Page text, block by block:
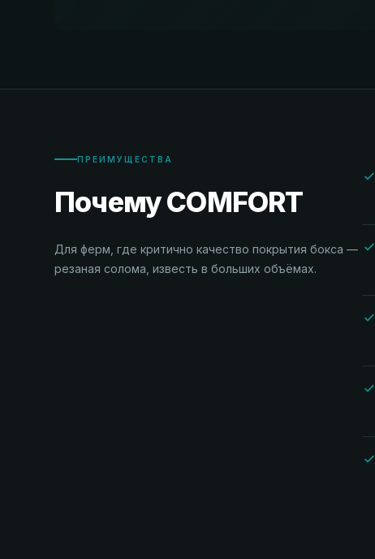
ПРЕИМУЩЕСТВА
Почему COMFORT
Для ферм, где критично качество покрытия бокса —
резаная солома, известь в больших объёмах.